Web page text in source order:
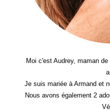
Moi c'est Audrey, maman
Je suis mariée à Armand et
Nous avons également 2